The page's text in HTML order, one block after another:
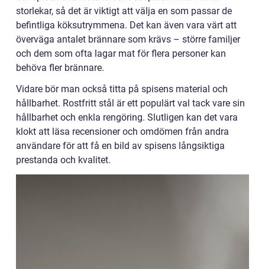
storlekar, så det är viktigt att välja en som passar de
befintliga köksutrymmena. Det kan även vara värt att
överväga antalet brännare som krävs – större familjer
och dem som ofta lagar mat för flera personer kan
behöva fler brännare.
Vidare bör man också titta på spisens material och
hållbarhet. Rostfritt stål är ett populärt val tack vare sin
hållbarhet och enkla rengöring. Slutligen kan det vara
klokt att läsa recensioner och omdömen från andra
användare för att få en bild av spisens långsiktiga
prestanda och kvalitet.